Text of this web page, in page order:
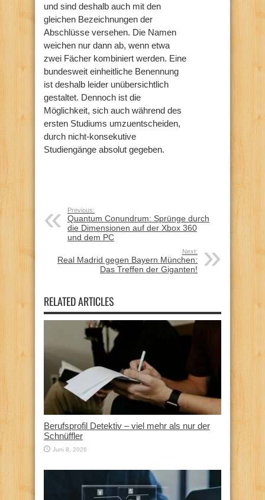
und sind deshalb auch mit den
gleichen Bezeichnungen der
Abschlüsse versehen. Die Namen
weichen nur dann ab, wenn etwa
zwei Fächer kombiniert werden. Eine
bundesweit einheitliche Benennung
ist deshalb leider unübersichtlich
gestaltet. Dennoch ist die
Möglichkeit, sich auch während des
ersten Studiums umzuentscheiden,
durch nicht-konsekutive
Studiengänge absolut gegeben.
Previous:
Quantum Conundrum: Sprünge durch
die Dimensionen auf der Xbox 360
und dem PC
Next:
Real Madrid gegen Bayern München:
Das Treffen der Giganten!
RELATED ARTICLES
Berufsprofil Detektiv – viel mehr als nur der
Schnüffler
Juni 8, 2026